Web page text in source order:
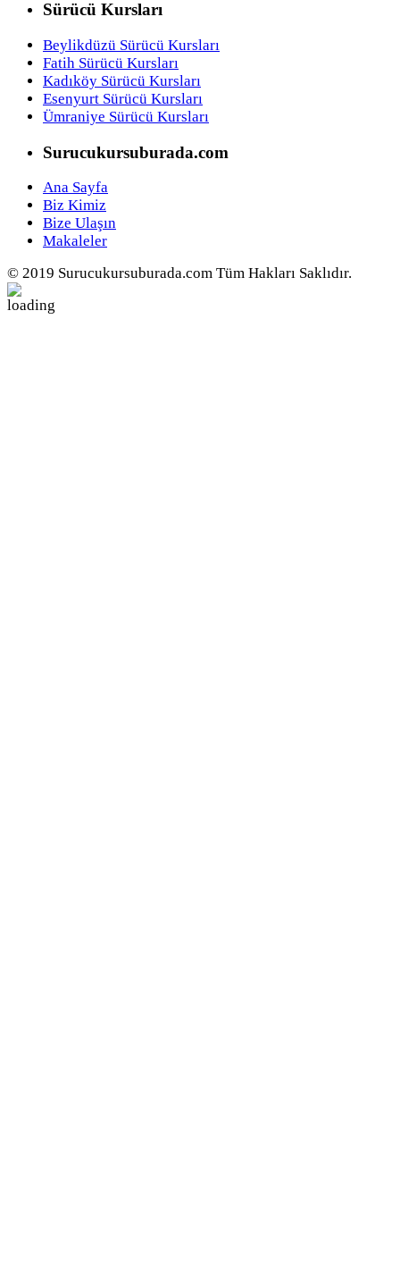
Sürücü Kursları
Beylikdüzü Sürücü Kursları
Fatih Sürücü Kursları
Kadıköy Sürücü Kursları
Esenyurt Sürücü Kursları
Ümraniye Sürücü Kursları
Surucukursuburada.com
Ana Sayfa
Biz Kimiz
Bize Ulaşın
Makaleler
© 2019 Surucukursuburada.com Tüm Hakları Saklıdır.